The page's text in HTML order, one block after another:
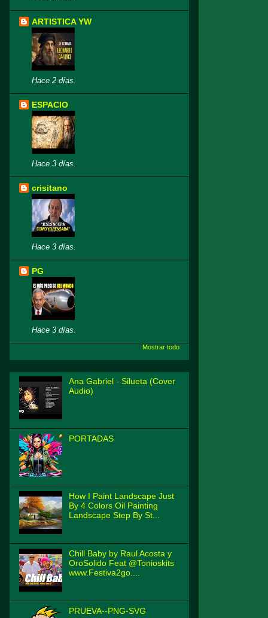
ARTISTICA YW
Hace 2 días.
ESPACIO
Hace 3 días.
crisitano
Hace 3 días.
PG
Hace 3 días.
Mostrar todo
Ana Gabriel - Silueta (Cover
Audio)
PORTADAS
How I Paint Landscape Just
By 4 Colors Oil Painting
Landscape Step By St...
Chill Baby by Raul Acosta y
OroSolido Feat @Tonioskits
www.Festiva2go....
PRUEVA--PNG-SVG